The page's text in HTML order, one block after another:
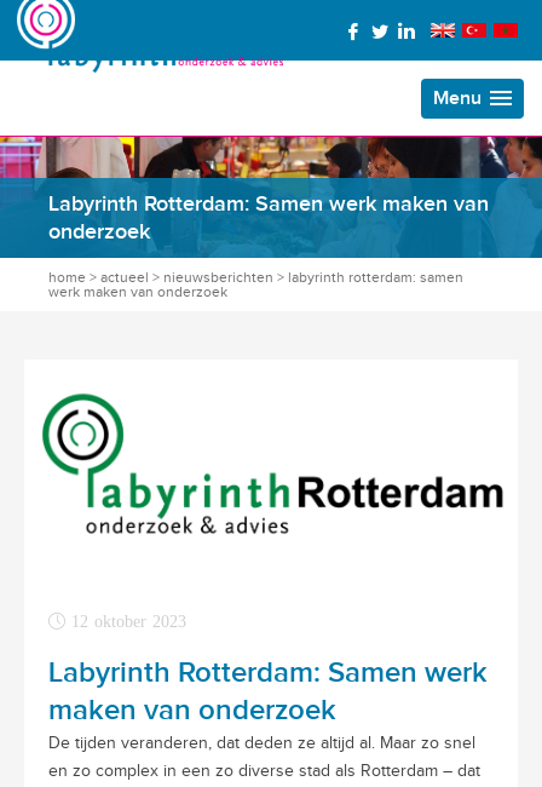
Menu
Labyrinth Rotterdam: Samen werk maken van
onderzoek
home > actueel > nieuwsberichten > labyrinth rotterdam: samen
werk maken van onderzoek
12 oktober 2023
Labyrinth Rotterdam: Samen werk
maken van onderzoek
De tijden veranderen, dat deden ze altijd al. Maar zo snel
en zo complex in een zo diverse stad als Rotterdam – dat